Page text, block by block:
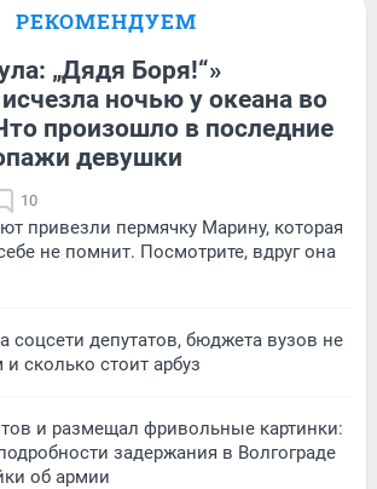
РЕКОМЕНДУЕМ
„Дядя Боря!“»
ночью у океана во
произошло в последние
девушки
10
привезли пермячку Марину, которая
не помнит. Посмотрите, вдруг она
соцсети депутатов, бюджета вузов не
сколько стоит арбуз
и размещал фривольные картинки:
задержания в Волгограде
об армии